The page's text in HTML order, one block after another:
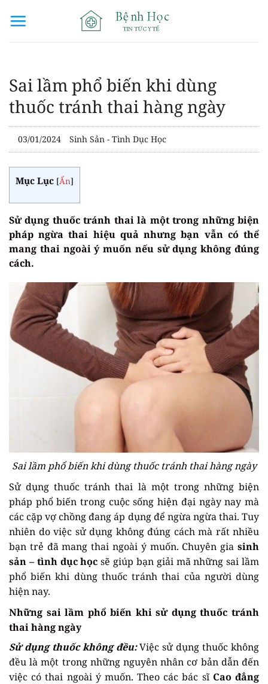
qua
Sai lầm phổ biến khi dùng
thuốc tránh thai hàng ngày
03/01/2024 Sinh Sản - Tình Dục Học
Mục Lục [Ẩn]
Sử dụng thuốc tránh thai là một trong những biện
pháp ngừa thai hiệu quả nhưng bạn vẫn có thể
mang thai ngoài ý muốn nếu sử dụng không đúng
cách.
Sai lầm phổ biến khi dùng thuốc tránh thai hàng ngày
Sử dụng thuốc tránh thai là một trong những biện
pháp phổ biến trong cuộc sống hiện đại ngày nay mà
các cặp vợ chồng đang áp dụng để ngừa ngừa thai. Tuy
nhiên do việc sử dụng không đúng cách mà rất nhiều
bạn trẻ đã mang thai ngoài ý muốn. Chuyên gia sinh
sản – tình dục học sẽ giúp bạn giải mã những sai lầm
phổ biến khi dùng thuốc tránh thai của người dùng
hiện nay.
Những sai lầm phổ biến khi sử dụng thuốc tránh
thai hàng ngày
Sử dụng thuốc không đều:Việc sử dụng thuốc không
đều là một trong những nguyên nhân cơ bản dẫn đến
việc có thai ngoài ý muốn. Theo các bác sĩ Cao đẳng